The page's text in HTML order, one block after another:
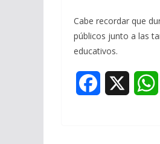
Cabe recordar que
públicos junto a las
educativos.